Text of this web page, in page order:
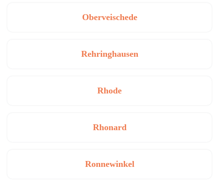
Oberveischede
Rehringhausen
Rhode
Rhonard
Ronnewinkel